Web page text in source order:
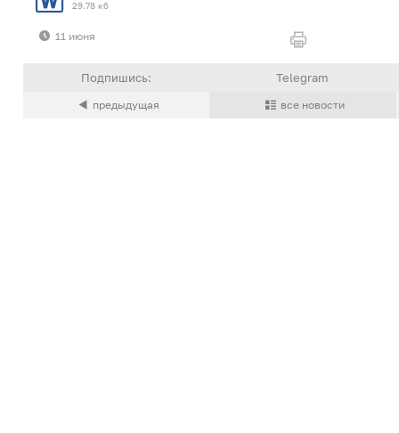
29.78 кб
11 июня